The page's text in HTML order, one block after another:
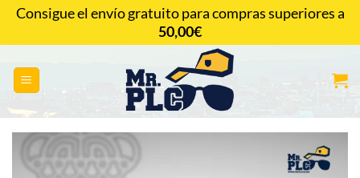
Saltar
contenido
CONTACTAR
Consigue el envío gratuito para compras superiores a
50,00€